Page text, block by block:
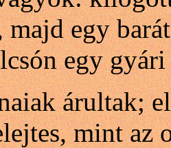
egy
egy
árultak;
mint az